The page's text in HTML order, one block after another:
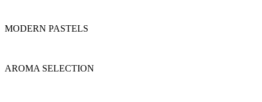
MODERN PASTELS
AROMA SELECTION